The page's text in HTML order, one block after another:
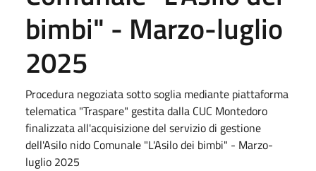
bimbi" - Marzo-luglio
2025
Procedura negoziata sotto soglia mediante piattaforma
telematica "Traspare" gestita dalla CUC Montedoro
finalizzata all'acquisizione del servizio di gestione
dell'Asilo nido Comunale "L'Asilo dei bimbi" - Marzo-
luglio 2025